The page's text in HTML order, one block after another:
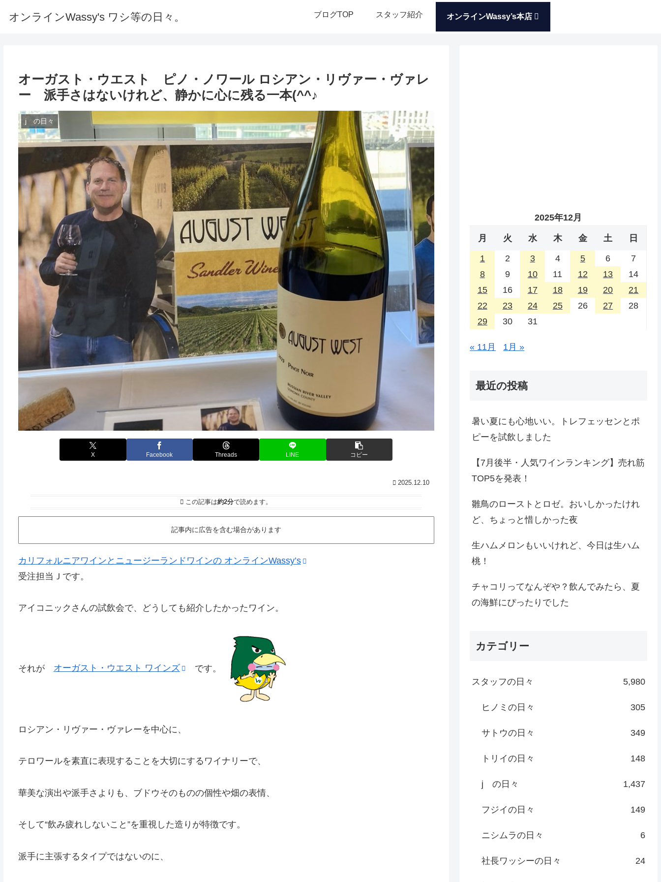
オンラインWassy's ワシ等の日々。 ブログTOP スタッフ紹介 オンラインWassy’s本店
オーガスト・ウエスト ピノ・ノワール ロシアン・リヴァー・ヴァレ
ー 派手さはないけれど、静かに心に残る一本(^^♪
j の日々
X Facebook Threads LINE コピー
2025.12.10
この記事は約2分で読めます。
記事内に広告を含む場合があります
カリフォルニアワインとニュージーランドワインの オンラインWassy’s
受注担当Ｊです。
アイコニックさんの試飲会で、どうしても紹介したかったワイン。
それが オーガスト・ウエスト ワインズ です。
ロシアン・リヴァー・ヴァレーを中心に、
テロワールを素直に表現することを大切にするワイナリーで、
華美な演出や派手さよりも、ブドウそのものの個性や畑の表情、
そして“飲み疲れしないこと”を重視した造りが特徴です。
派手に主張するタイプではないのに、
2025年12月
月 火 水 木 金 土 日
1 2 3 4 5 6
7
8
9 10 11 12 13
14
15
16 17 18 19 20
21
22
23 24 25 26 27
28
29
30 31
« 11月 1月 »
最近の投稿
暑い夏にも心地いい。トレフェッセンとポ
ピーを試飲しました
【7月後半・人気ワインランキング】売れ筋
TOP5を発表！
雛鳥のローストとロゼ。おいしかったけれ
ど、ちょっと惜しかった夜
生ハムメロンもいいけれど、今日は生ハム
桃！
チャコリってなんぞや？飲んでみたら、夏
の海鮮にぴったりでした
カテゴリー
スタッフの日々 5,980
ヒノミの日々 305
サトウの日々 349
トリイの日々 148
j の日々 1,437
フジイの日々 149
ニシムラの日々 6
社長ワッシーの日々 24